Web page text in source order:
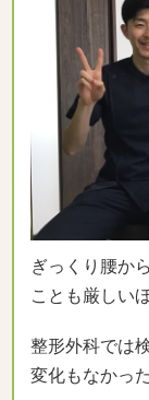
ぎっくり腰か
ことも厳しい
整形外科では
変化もなかっ